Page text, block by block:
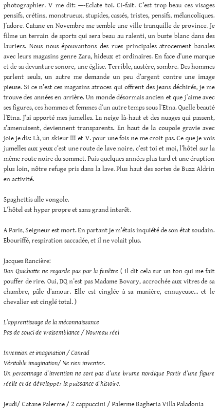
photographier. V me dit: —-Eclate toi. Ci-fait. C’est trop beau ces visages
pensifs, crétins, monstrueux, stupides, cassés, tristes, pensifs, mélancoliques.
J’adore. Catane en Novembre me semble une ville tranquille de province. Je
filme un terrain de sports qui sera beau au ralenti, un buste blanc dans des
lauriers. Nous nous épouvantons des rues principales atrocement banales
avec leurs magasins genre Zara, hideux et ordinaires. En face d’une marque
et de sa devanture sonore, une église. Terrible, austère, sombre. Des hommes
parlent seuls, un autre me demande un peu d’argent contre une image
pieuse. Si ce n’est ces magasins atroces qui offrent des jeans déchirés, je me
trouve des années en arrière. Un monde désormais ancien et que j’aime avec
ses figures, ces hommes et femmes d’un autre temps sous l’Etna. Quelle beauté
l’Etna. J’ai apporté mes jumelles. La neige là-haut et des nuages qui passent,
s’amenuisent, deviennent transparents. En haut de la coupole gravie avec
joie je dis: Là, un skieur !!! et V. pour une fois ne me croit pas. Ce que je vois
jumelles aux yeux c’est une route de lave noire, c’est toi et moi, l’hôtel sur la
même route noire du sommet. Puis quelques années plus tard et une éruption
plus loin, nôtre refuge pris dans la lave. Plus haut des sortes de Buzz Aldrin
en activité.
Spaghettis alle vongole.
L’hôtel est hyper propre et sans grand interêt.
A Paris, Seigneur est mort. En partant je m’étais inquiété de son état soudain.
Ebouriffé, respiration saccadée, et il ne volait plus.
Jacques Rancière:
Don Quichotte ne regarde pas par la fenêtre ( il dit cela sur un ton qui me fait
pouffer de rire. Oui, DQ n’est pas Madame Bovary, accrochée aux vitres de sa
chambre, pâle d’amour. Elle est cinglée à sa manière, ennuyeuse… et le
chevalier est cinglé total. )
L’apprentissage de la méconnaissance
Pas de souci de vraisemblance / Nouveau réel
Invention et imagination / Conrad
Véritable imagination/ Ne rien inventer.
Un personnage d’invention ne sort pas d’une brume nordique Partir d’une figure
réelle et de développer la puissance d’histoire.
Jeudi/ Catane Palerme / 2 cappuccini / Palerme Bagheria Villa Paladonia